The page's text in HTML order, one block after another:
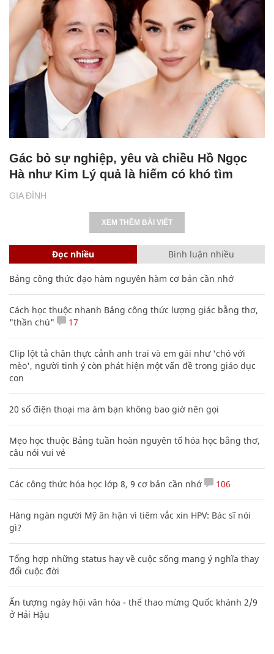
GIA ĐÌNH
Gác bỏ sự nghiệp, yêu và chiều Hồ Ngọc
Hà như Kim Lý quả là hiếm có khó tìm
XEM THÊM BÀI VIẾT
Đọc nhiều Bình luận nhiều
Bảng công thức đạo hàm nguyên hàm cơ bản cần nhớ
Cách học thuộc nhanh Bảng công thức lượng giác bằng thơ,
"thần chú"
17
Clip lột tả chân thực cảnh anh trai và em gái như 'chó với
mèo', người tinh ý còn phát hiện một vấn đề trong giáo dục
con
20 số điện thoại ma ám bạn không bao giờ nên gọi
Mẹo học thuộc Bảng tuần hoàn nguyên tố hóa học bằng thơ,
câu nói vui vẻ
Các công thức hóa học lớp 8, 9 cơ bản cần nhớ 106
Hàng ngàn người Mỹ ân hận vì tiêm vắc xin HPV: Bác sĩ nói
gì?
Tổng hợp những status hay về cuộc sống mang ý nghĩa thay
đổi cuộc đời
Ấn tượng ngày hội văn hóa - thể thao mừng Quốc khánh 2/9
ở Hải Hậu